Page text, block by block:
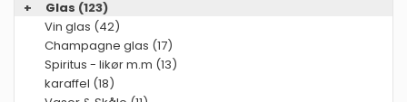
+
Glas (123)
Vin glas (42)
Champagne glas (17)
Spiritus - likør m.m (13)
karaffel (18)